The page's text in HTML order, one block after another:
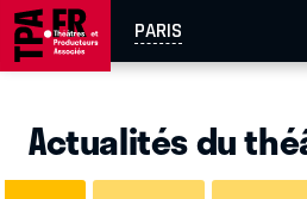
PARIS
AIX-MARSEILLE
EN TOURNÉE
Actualités du